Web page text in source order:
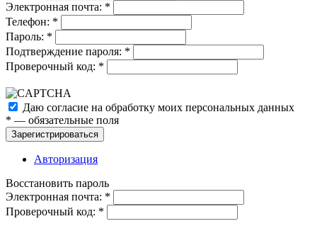
Электронная почта: *
Телефон: *
Пароль: *
Подтверждение пароля: *
Проверочный код: *
Даю согласие на обработку моих персональных данных
* — обязательные поля
Зарегистрироваться
Авторизация
Восстановить пароль
Электронная почта: *
Проверочный код: *